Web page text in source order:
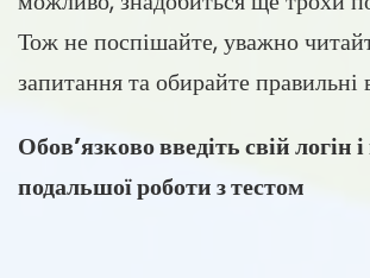
Тож не поспішайте, уважно
запитання та обирайте правильні
Обов’язково введіть свій логін
подальшої роботи з тестом